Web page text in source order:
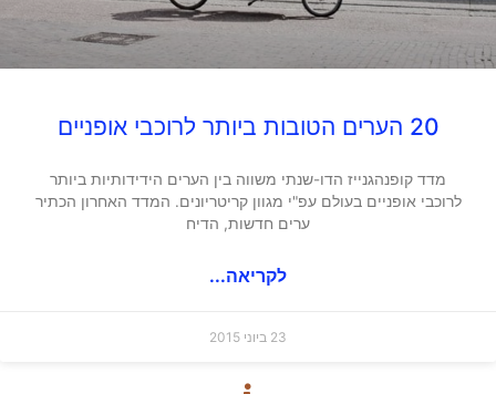
20 הערים הטובות ביותר לרוכבי אופניים
מדד קופנהגנייז הדו-שנתי משווה בין הערים הידידותיות ביותר
לרוכבי אופניים בעולם עפ"י מגוון קריטריונים. המדד האחרון הכתיר
ערים חדשות, הדיח
לקריאה...
23 ביוני 2015